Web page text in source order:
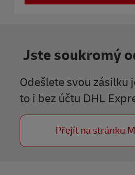
Previous
Jste soukromý
Odešlete svou zásilku
to i bez účtu DHL
Přejít na stránku